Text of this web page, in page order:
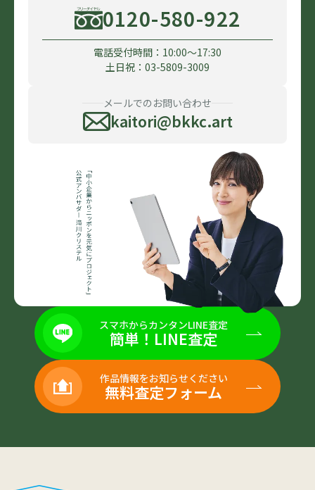
0120-580-922
電話受付時間：10:00〜17:30
土日祝：03-5809-3009
メールでのお問い合わせ
kaitori@bkkc.art
スマホからカンタンLINE査定
簡単！LINE査定
作品情報をお知らせください
無料査定フォーム